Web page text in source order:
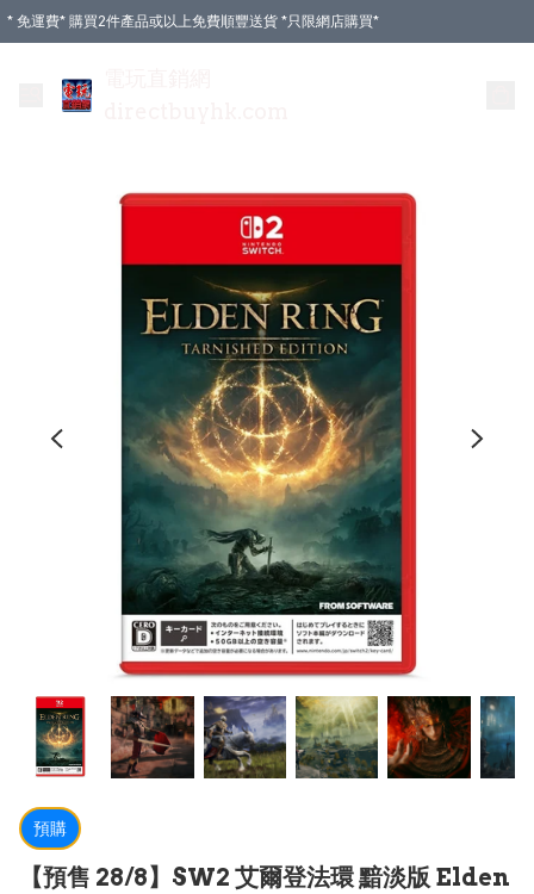
* 免運費* 購買2件產品或以上免費順豐送貨 *只限網店購買*
預購
【預售 28/8】SW2 艾爾登法環 黯淡版 Elden